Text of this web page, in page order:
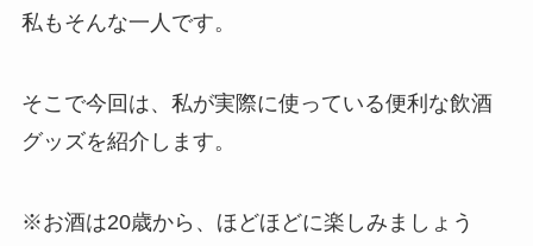
私もそんな一人です。
そこで今回は、私が実際に使っている便利な飲酒
グッズを紹介します。
※お酒は20歳から、ほどほどに楽しみましょう